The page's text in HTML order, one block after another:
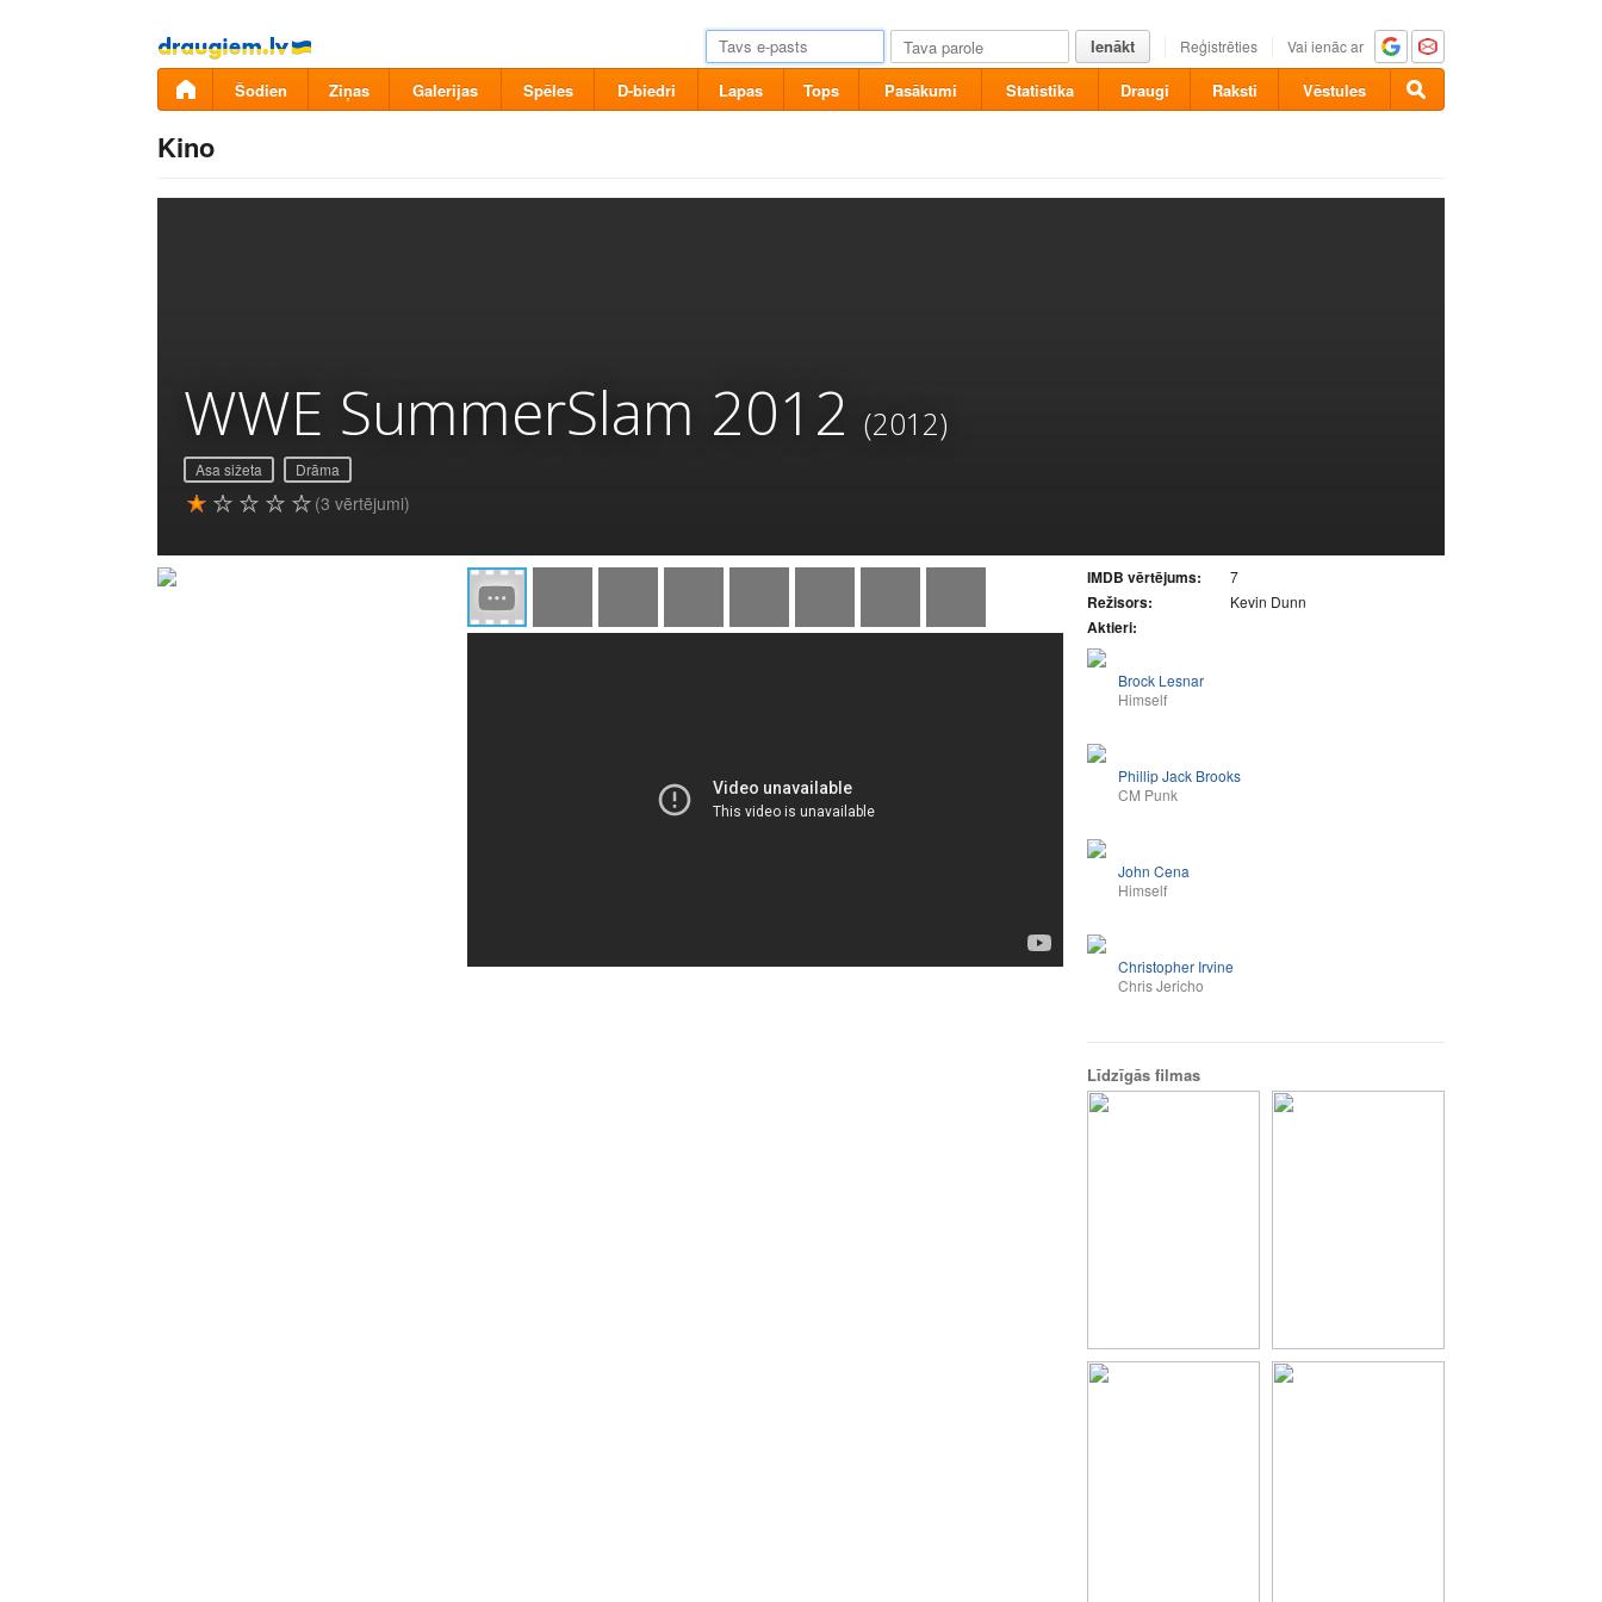
Pāriet
uz
saturu
Ienākt Reģistrēties Vai ienāc ar
Šodien Ziņas Galerijas Spēles D-biedri Lapas Tops Pasākumi Statistika Draugi Raksti Vēstules
Kino
WWE SummerSlam 2012 (2012)
Asa sižeta Drāma
(3 vērtējumi)
IMDB vērtējums: 7
Režisors: Kevin Dunn
Aktieri:
Brock Lesnar
Himself
Phillip Jack Brooks
CM Punk
John Cena
Himself
Christopher Irvine
Chris Jericho
Līdzīgās filmas